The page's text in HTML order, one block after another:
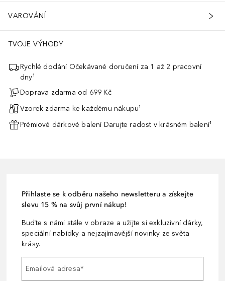
VAROVÁNÍ založené na spotřebitelském průzkumu se 17
TVOJE VÝHODY
Rychlé dodání Očekávané doručení za 1 až 2 pracovní
dny¹
Doprava zdarma od 699 Kč
Vzorek zdarma ke každému nákupu¹
Prémiové dárkové balení Darujte radost v krásném balení¹
Přihlaste se k odběru našeho newsletteru a získejte
slevu 15 % na svůj první nákup!
Buďte s námi stále v obraze a užijte si exkluzivní dárky,
speciální nabídky a nejzajímavější novinky ze světa
krásy.
Emailová adresa*